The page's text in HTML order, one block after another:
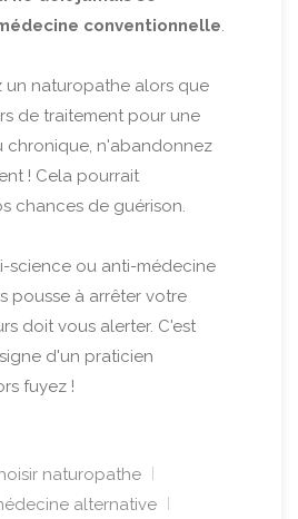
conventionnelle.
un naturopathe alors que
de traitement pour une
chronique, n'abandonnez
! Cela pourrait
chances de guérison.
science ou anti-médecine
pousse à arrêter votre
doit vous alerter. C'est
d'un praticien
fuyez !
naturopathe
alternative